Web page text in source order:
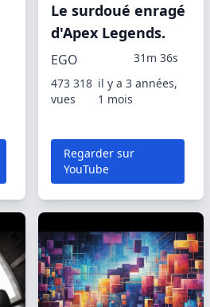
Le surdoué enragé
d'Apex Legends.
EGO
31m 36s
473 318
vues
il y a 3 années,
1 mois
Regarder sur
YouTube